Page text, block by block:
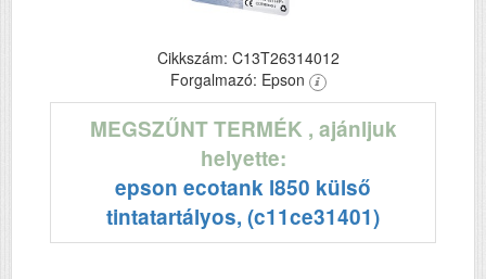
Cikkszám: C13T26314012
Forgalmazó: Epson
MEGSZŰNT TERMÉK , ajánljuk
helyette:
epson ecotank l850 külső
tintatartályos, (c11ce31401)